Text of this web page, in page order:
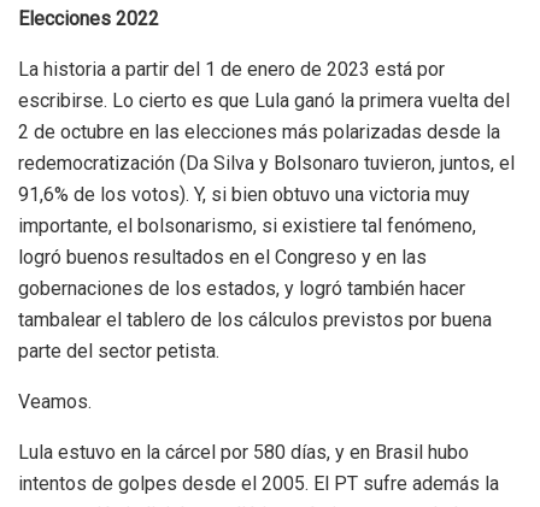
Elecciones 2022
La historia a partir del 1 de enero de 2023 está por
escribirse. Lo cierto es que Lula ganó la primera vuelta del
2 de octubre en las elecciones más polarizadas desde la
redemocratización (Da Silva y Bolsonaro tuvieron, juntos, el
91,6% de los votos). Y, si bien obtuvo una victoria muy
importante, el bolsonarismo, si existiere tal fenómeno,
logró buenos resultados en el Congreso y en las
gobernaciones de los estados, y logró también hacer
tambalear el tablero de los cálculos previstos por buena
parte del sector petista.
Veamos.
Lula estuvo en la cárcel por 580 días, y en Brasil hubo
intentos de golpes desde el 2005. El PT sufre además la